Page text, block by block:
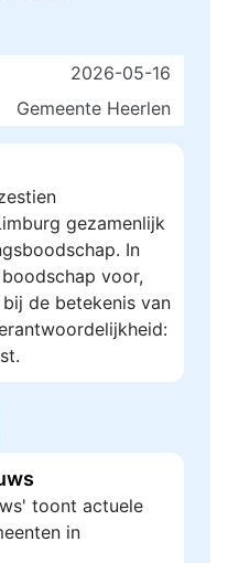
2026-05-16
Gemeente Heerlen
gezamenlijk
In
voor,
de betekenis van
toont actuele
in